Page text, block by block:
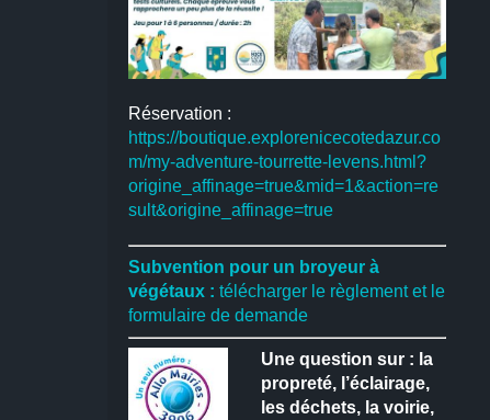
Réservation :
https://boutique.explorenicecotedazur.co
m/my-adventure-tourrette-levens.html?
origine_affinage=true&mid=1&action=re
sult&origine_affinage=true
Subvention pour un broyeur à
végétaux : télécharger le règlement et le
formulaire de demande
Une question sur : la
propreté, l’éclairage,
les déchets, la voirie,